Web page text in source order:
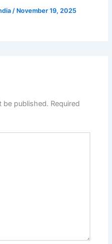
/ November 19, 2025
be published. Required